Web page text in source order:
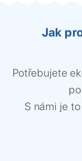
Jak
Potřebujete
S námi je